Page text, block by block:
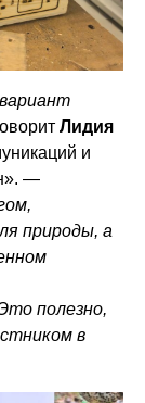
Лидия
и
—
природы, а
полезно,
в